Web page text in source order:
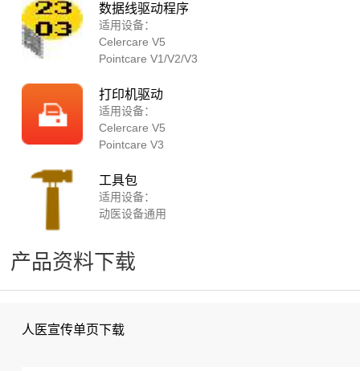
数据线驱动程序
适用设备：
Celercare V5
Pointcare V1/V2/V3
打印机驱动
适用设备：
Celercare V5
Pointcare V3
工具包
适用设备：
动医设备通用
产品资料下载
人医宣传单页下载